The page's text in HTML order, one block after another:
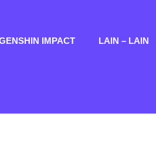
IMPACT LAIN – LAIN